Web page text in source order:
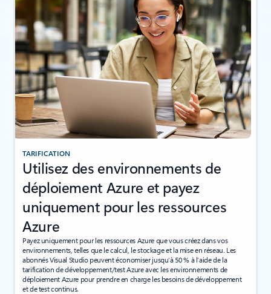
TARIFICATION
Utilisez des environnements de
déploiement Azure et payez
uniquement pour les ressources
Azure
Payez uniquement pour les ressources Azure que vous créez dans vos
environnements, telles que le calcul, le stockage et la mise en réseau. Les
abonnés Visual Studio peuvent économiser jusqu’à 50 % à l’aide de la
tarification de développement/test Azure avec les environnements de
déploiement Azure pour prendre en charge les besoins de développement
et de test continus.